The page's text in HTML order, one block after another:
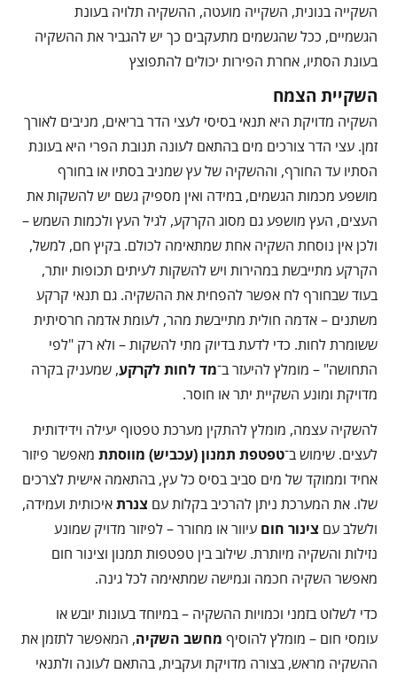
השקייה בנונית, השקייה מועטה, ההשקיה תלויה בעונת
הגשמיים, ככל שהגשמים מתעקבים כך יש להגביר את ההשקיה
בעונת הסתיו, אחרת הפירות יכולים להתפוצץ
השקיית הצמח
השקיה מדויקת היא תנאי בסיסי לעצי הדר בריאים, מניבים לאורך
זמן. עצי הדר צורכים מים בהתאם לעונה תנובת הפרי היא בעונת
הסתיו עד החורף, וההשקיה של עץ שמניב בסתיו או בחורף
מושפע מכמות הגשמים, במידה ואין מספיק גשם יש להשקות את
העצים, העץ מושפע גם מסוג הקרקע, לגיל העץ ולכמות השמש –
ולכן אין נוסחת השקיה אחת שמתאימה לכולם. בקיץ חם, למשל,
הקרקע מתייבשת במהירות ויש להשקות לעיתים תכופות יותר,
בעוד שבחורף לח אפשר להפחית את ההשקיה. גם תנאי קרקע
משתנים – אדמה חולית מתייבשת מהר, לעומת אדמה חרסיתית
ששומרת לחות. כדי לדעת בדיוק מתי להשקות – ולא רק "לפי
התחושה" – מומלץ להיעזר ב־מד לחות לקרקע, שמעניק בקרה
מדויקת ומונע השקיית יתר או חוסר.
להשקיה עצמה, מומלץ להתקין מערכת טפטוף יעילה וידידותית
לעצים. שימוש ב־טפטפת תמנון (עכביש) מווסתת מאפשר פיזור
אחיד וממוקד של מים סביב בסיס כל עץ, בהתאמה אישית לצרכים
שלו. את המערכת ניתן להרכיב בקלות עם צנרתאיכותית ועמידה,
ולשלב עם צינור חום עיוור או מחורר – לפיזור מדויק שמונע
נזילות והשקיה מיותרת. שילוב בין טפטפות תמנון וצינור חום
מאפשר השקיה חכמה וגמישה שמתאימה לכל גינה.
כדי לשלוט בזמני וכמויות ההשקיה – במיוחד בעונות יובש או
עומסי חום – מומלץ להוסיף מחשב השקיה, המאפשר לתזמן את
ההשקיה מראש, בצורה מדויקת ועקבית, בהתאם לעונה ולתנאי